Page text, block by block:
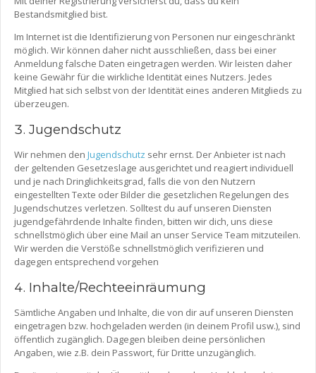
Bestandsmitglied bist.
Im Internet ist die Identifizierung von Personen nur eingeschränkt
möglich. Wir können daher nicht ausschließen, dass bei einer
Anmeldung falsche Daten eingetragen werden. Wir leisten daher
keine Gewähr für die wirkliche Identität eines Nutzers. Jedes
Mitglied hat sich selbst von der Identität eines anderen Mitglieds zu
überzeugen.
Jugendschutz
Wir nehmen den Jugendschutz sehr ernst. Der Anbieter ist nach
der geltenden Gesetzeslage ausgerichtet und reagiert individuell
und je nach Dringlichkeitsgrad, falls die von den Nutzern
eingestellten Texte oder Bilder die gesetzlichen Regelungen des
Jugendschutzes verletzen. Solltest du auf unseren Diensten
jugendgefährdende Inhalte finden, bitten wir dich, uns diese
schnellstmöglich über eine Mail an unser Service Team mitzuteilen.
Wir werden die Verstöße schnellstmöglich verifizieren und
dagegen entsprechend vorgehen
Inhalte/Rechteeinräumung
Sämtliche Angaben und Inhalte, die von dir auf unseren Diensten
eingetragen bzw. hochgeladen werden (in deinem Profil usw.), sind
öffentlich zugänglich. Dagegen bleiben deine persönlichen
Angaben, wie z.B. dein Passwort, für Dritte unzugänglich.